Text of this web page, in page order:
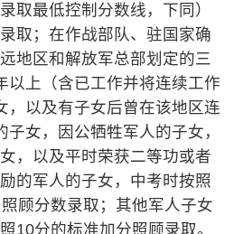
取最低控制分数线，下同）
取；在作战部队、驻国家确
地区和解放军总部划定的三
以上（含已工作并将连续工作
，以及有子女后曾在该地区连
女，因公牺牲军人的子女，
，以及平时荣获二等功或者
的军人的子女，中考时按照
顾分数录取；其他军人子女
10分的标准加分照顾录取。